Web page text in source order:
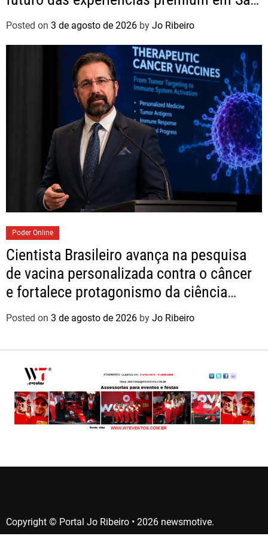
Paulo
Posted on 3 de agosto de 2026 by Jo Ribeiro
Poder Online
Cientista Brasileiro avança na pesquisa
de vacina personalizada contra o câncer
e fortalece protagonismo da ciência
nacional
Posted on 3 de agosto de 2026 by Jo Ribeiro
Copyright © Portal Jo Ribeiro • 2026 newsmotive.